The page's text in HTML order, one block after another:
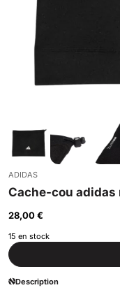
Marques
Adidas
Uhlsport
ADIDAS
Cache-cou adidas
28,00 €
15 en stock
Description